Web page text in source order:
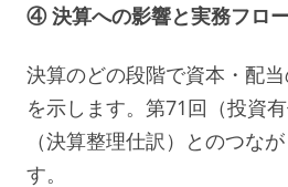
④ 決算への影響と実務フロー
決算のどの段階で資本・配
を示します。第71回（投資
（決算整理仕訳）とのつな
す。